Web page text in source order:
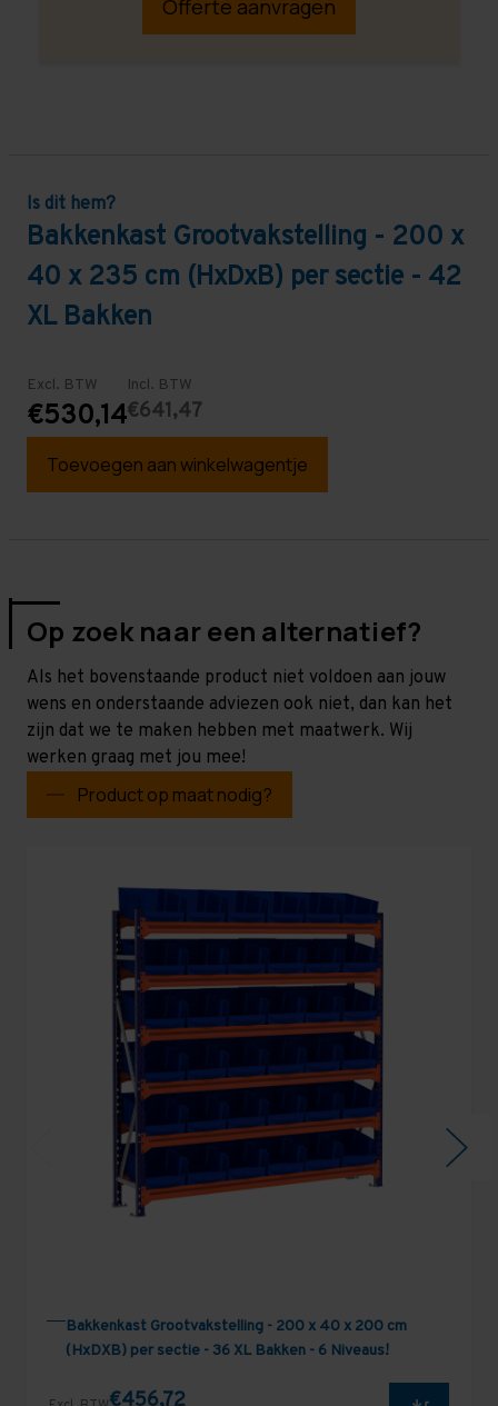
Offerte aanvragen
Is dit hem?
Bakkenkast Grootvakstelling - 200 x
40 x 235 cm (HxDxB) per sectie - 42
XL Bakken
Excl. BTW
€530,14
Incl. BTW
€641,47
Toevoegen aan winkelwagentje
Op zoek naar een alternatief?
Als het bovenstaande product niet voldoen aan jouw
wens en onderstaande adviezen ook niet, dan kan het
zijn dat we te maken hebben met maatwerk. Wij
werken graag met jou mee!
Product op maat nodig?
Bakkenkast Grootvakstelling - 200 x 40 x 200 cm
(HxDXB) per sectie - 36 XL Bakken - 6 Niveaus!